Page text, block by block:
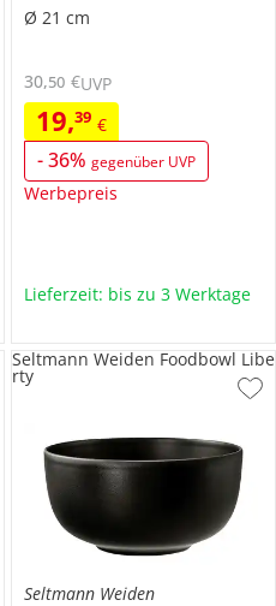
Ø 21 cm
19,39 €
-36% gegenüber UVP
Werbepreis
30,50 €UVP
Lieferzeit: bis zu 3 Werktage
Seltmann Weiden
Seltmann Weiden Foodbowl Libe
rty